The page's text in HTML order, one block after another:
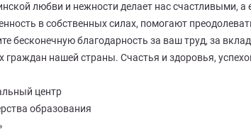
любви и нежности делает нас счастливыми, а
в собственных силах, помогают
бесконечную благодарность за ваш труд, за
граждан нашей страны. Счастья и здоровья,
центр
образования